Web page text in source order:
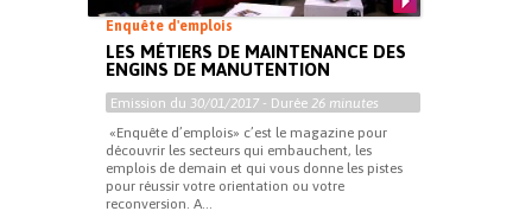
Enquête d'emplois
LES MÉTIERS DE MAINTENANCE DES
ENGINS DE MANUTENTION
Emission du 30/01/2017 - Durée 26 minutes
«Enquête d’emplois» c’est le magazine pour
découvrir les secteurs qui embauchent, les
emplois de demain et qui vous donne les pistes
pour réussir votre orientation ou votre
reconversion. A...